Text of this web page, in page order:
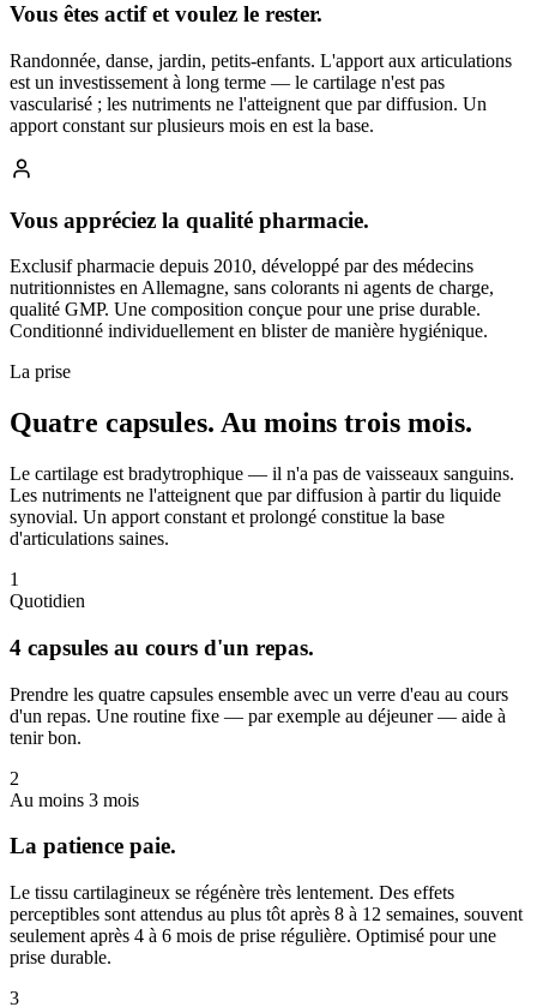
Vous êtes actif et voulez le rester.
Randonnée, danse, jardin, petits-enfants. L'apport aux articulations
est un investissement à long terme — le cartilage n'est pas
vascularisé ; les nutriments ne l'atteignent que par diffusion. Un
apport constant sur plusieurs mois en est la base.
Vous appréciez la qualité pharmacie.
Exclusif pharmacie depuis 2010, développé par des médecins
nutritionnistes en Allemagne, sans colorants ni agents de charge,
qualité GMP. Une composition conçue pour une prise durable.
Conditionné individuellement en blister de manière hygiénique.
La prise
Quatre capsules. Au moins trois mois.
Le cartilage est bradytrophique — il n'a pas de vaisseaux sanguins.
Les nutriments ne l'atteignent que par diffusion à partir du liquide
synovial. Un apport constant et prolongé constitue la base
d'articulations saines.
1
Quotidien
4 capsules au cours d'un repas.
Prendre les quatre capsules ensemble avec un verre d'eau au cours
d'un repas. Une routine fixe — par exemple au déjeuner — aide à
tenir bon.
2
Au moins 3 mois
La patience paie.
Le tissu cartilagineux se régénère très lentement. Des effets
perceptibles sont attendus au plus tôt après 8 à 12 semaines, souvent
seulement après 4 à 6 mois de prise régulière. Optimisé pour une
prise durable.
3